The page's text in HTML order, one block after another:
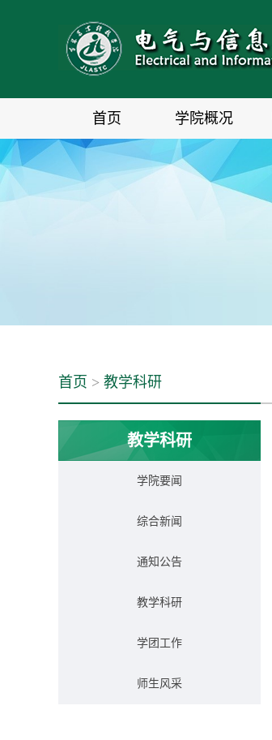
首页 学院概况
首页 > 教学科研
教学科研
学院要闻
综合新闻
通知公告
教学科研
学团工作
师生风采